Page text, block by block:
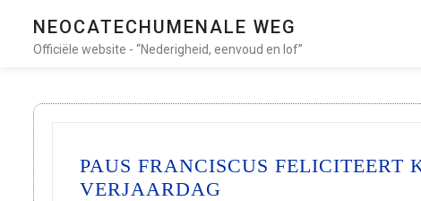
NEOCATECHUMENALE WEG
Officiële website - “Nederigheid, eenvoud en lof”
PAUS FRANCISCUS FELICITEERT
VERJAARDAG